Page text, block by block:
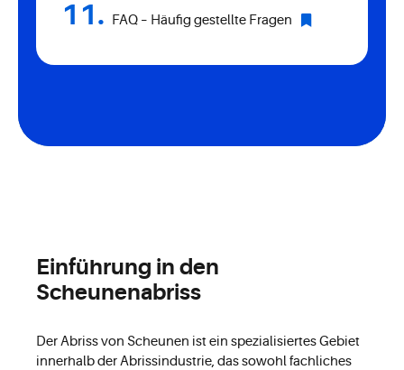
FAQ – Häufig gestellte Fragen
Einführung in den
Scheunenabriss
Der Abriss von Scheunen ist ein spezialisiertes Gebiet
innerhalb der Abrissindustrie, das sowohl fachliches